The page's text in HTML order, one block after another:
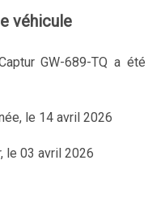
véhicule
GW-689-TQ a été
le 14 avril 2026
le 03 avril 2026